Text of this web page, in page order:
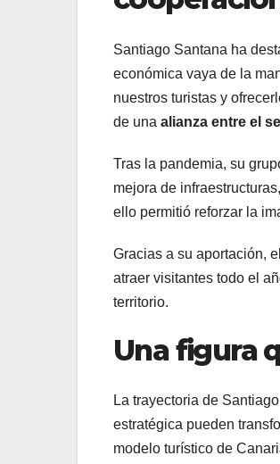
Santiago Santana ha
económica vaya de la
nuestros turistas y
de una alianza entre el
Tras la pandemia, su
mejora de
ello permitió reforzar la
Gracias a su aportación, el
atraer visitantes todo el
territorio.
Una figura
La trayectoria de
estratégica pueden
modelo turístico de